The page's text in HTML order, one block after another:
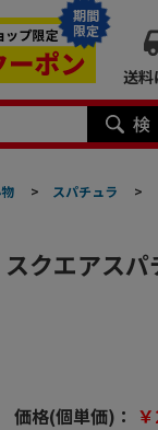
期間
限定
送料
> スパチュラ >
クエアスパ
価格(個単価)：